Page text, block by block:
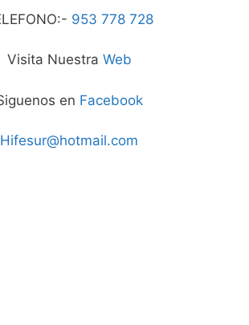
953 778 728
Visita Nuestra Web
en Facebook
Hifesur@hotmail.com